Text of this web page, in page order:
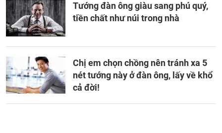
Tướng đàn ông giàu sang phú quý,
tiền chất như núi trong nhà
Chị em chọn chồng nên tránh xa 5
nét tướng này ở đàn ông, lấy về khổ
cả đời!